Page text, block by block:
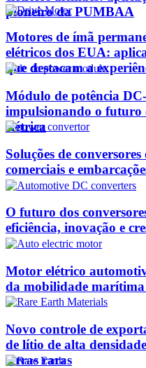
pioneiro da PUMBAA
Motores de ímã
elétricos dos EUA:
que destacam a
Módulo de potência
impulsionando o futuro
elétrica
Soluções de
comerciais e
O futuro dos
eficiência, inovação e
Motor elétrico
da mobilidade marítima
Novo controle de
de lítio de alta
terras raras